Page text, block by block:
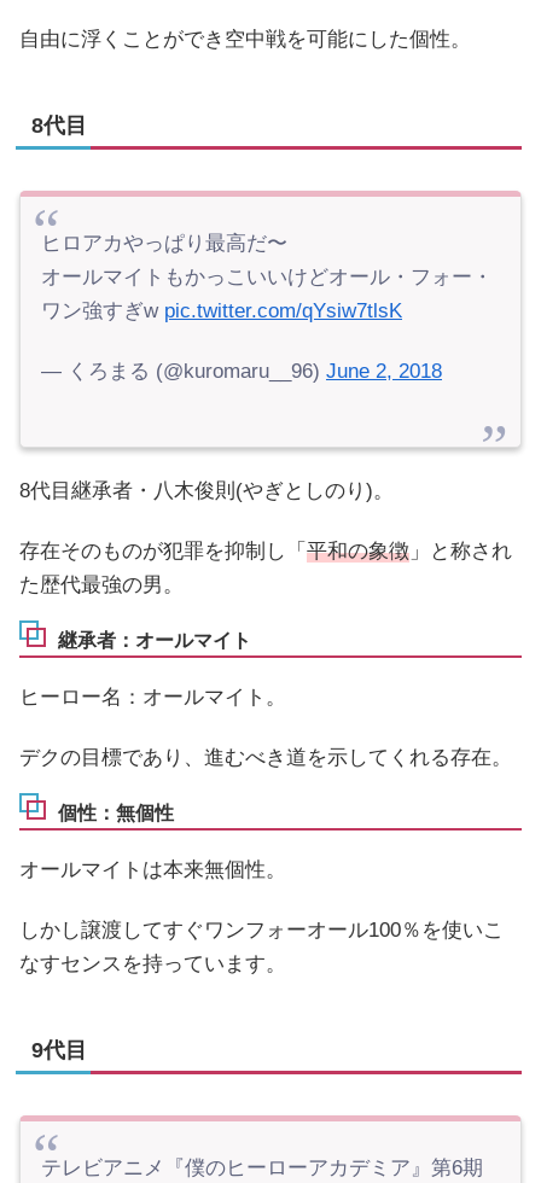
自由に浮くことができ空中戦を可能にした個性。
8代目
ヒロアカやっぱり最高だ〜
オールマイトもかっこいいけどオール・フォー・
ワン強すぎw pic.twitter.com/qYsiw7tlsK
— くろまる (@kuromaru__96) June 2, 2018
8代目継承者・八木俊則(やぎとしのり)。
存在そのものが犯罪を抑制し「 平和の象徴 」と称され
た歴代最強の男。
継承者：オールマイト
ヒーロー名：オールマイト。
デクの目標であり、進むべき道を示してくれる存在。
個性：無個性
オールマイトは本来無個性。
しかし譲渡してすぐワンフォーオール100％を使いこ
なすセンスを持っています。
9代目
テレビアニメ『僕のヒーローアカデミア』第6期